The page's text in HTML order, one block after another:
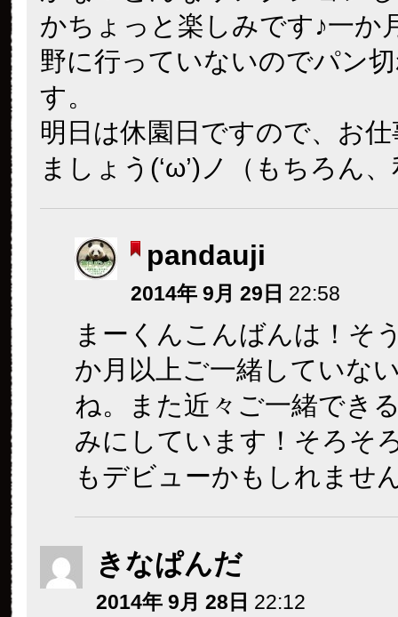
かちょっと楽しみです♪一か
野に行っていないのでパン
す。
明日は休園日ですので、お
ましょう(‘ω’)ノ（もちろん
pandauji
2014年 9月 29日 22:58
まーくんこんばんは！そ
か月以上ご一緒していな
ね。また近々ご一緒でき
みにしています！そろそ
もデビューかもしれませ
きなぱんだ
2014年 9月 28日 22:12